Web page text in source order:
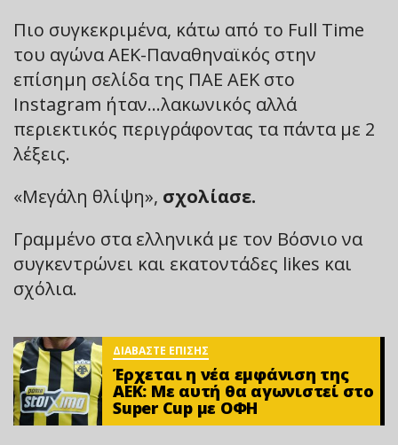
Πιο συγκεκριμένα, κάτω από το Full Time
του αγώνα ΑΕΚ-Παναθηναϊκός στην
επίσημη σελίδα της ΠΑΕ ΑΕΚ στο
Instagram ήταν…λακωνικός αλλά
περιεκτικός περιγράφοντας τα πάντα με 2
λέξεις.
«Μεγάλη θλίψη», σχολίασε.
Γραμμένο στα ελληνικά με τον Βόσνιο να
συγκεντρώνει και εκατοντάδες likes και
σχόλια.
ΔΙΑΒΑΣΤΕ ΕΠΙΣΗΣ
Έρχεται η νέα εμφάνιση της
ΑΕΚ: Με αυτή θα αγωνιστεί στο
Super Cup με ΟΦΗ